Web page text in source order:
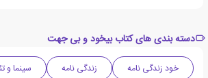
دسته بندی های کتاب بیخود و بی جهت
خود زندگی نامه زندگی نامه
سینما و